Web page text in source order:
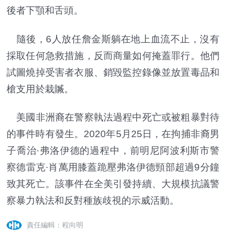
後者下顎和舌頭。
隨後，6人放任詹金斯躺在地上血流不止，沒有
採取任何急救措施，反而商量如何掩蓋罪行。他們
試圖燒掉受害者衣服、銷毀監控錄像並放置毒品和
槍支用於栽贓。
美國非洲裔在警察執法過程中死亡或被粗暴對待
的事件時有發生。2020年5月25日，在拘捕非裔男
子喬治·弗洛伊德的過程中，前明尼阿波利斯市警
察德雷克·肖萬用膝蓋跪壓弗洛伊德頸部超過9分鐘
致其死亡。該事件在全美引發持續、大規模抗議警
察暴力執法和反對種族歧視的示威活動。
責任編輯：程向明